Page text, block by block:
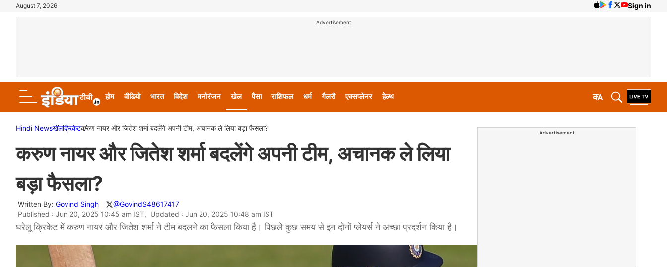
August 7, 2026 Sign in
Advertisement
होम वीडियो भारत विदेश मनोरंजन खेल पैसा राशिफल धर्म गैलरी एक्सप्लेनर हेल्थ A
क
Hindi Newsखेलक्रिकेटकरुण नायर और जितेश शर्मा बदलेंगे अपनी टीम, अचानक ले लिया बड़ा फैसला?
करुण नायर और जितेश शर्मा बदलेंगे अपनी टीम, अचानक ले लिया
बड़ा फैसला?
Written By: Govind Singh
@GovindS48617417
Published : Jun 20, 2025 10:45 am IST, Updated : Jun 20, 2025 10:48 am IST
घरेलू क्रिकेट में करुण नायर और जितेश शर्मा ने टीम बदलने का फैसला किया है। पिछले कुछ समय से इन दोनों प्लेयर्स ने अच्छा प्रदर्शन किया है।
Advertisement